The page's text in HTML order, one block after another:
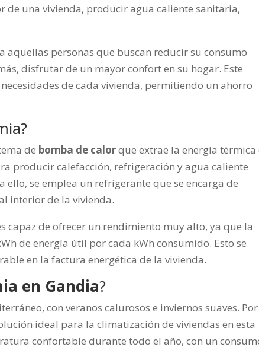
una vivienda, producir agua caliente sanitaria,
aquellas personas que buscan reducir su consumo
disfrutar de un mayor confort en su hogar. Este
de cada vivienda, permitiendo un ahorro
de bomba de calorque extrae la energía térmica
producir calefacción, refrigeración y agua caliente
se emplea un refrigerante que se encarga de
interior de la vivienda.
capaz de ofrecer un rendimiento muy alto, ya que la
de energía útil por cada kWh consumido. Esto se
en la factura energética de la vivienda.
en Gandia?
con veranos calurosos e inviernos suaves. Por
ideal para la climatización de viviendas en esta
confortable durante todo el año, con un